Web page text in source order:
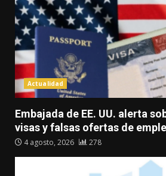
Actualidad
Embajada de EE. UU. alerta
visas y falsas ofertas de
4 agosto, 2026 278